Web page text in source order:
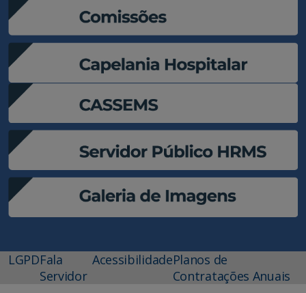
LGPDFala
Servidor
AcessibilidadePlanos de
Contratações Anuais